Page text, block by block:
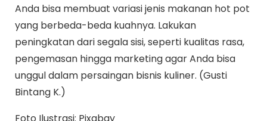
Anda bisa membuat variasi jenis makanan hot pot
yang berbeda-beda kuahnya. Lakukan
peningkatan dari segala sisi, seperti kualitas rasa,
pengemasan hingga marketing agar Anda bisa
unggul dalam persaingan bisnis kuliner. (Gusti
Bintang K.)